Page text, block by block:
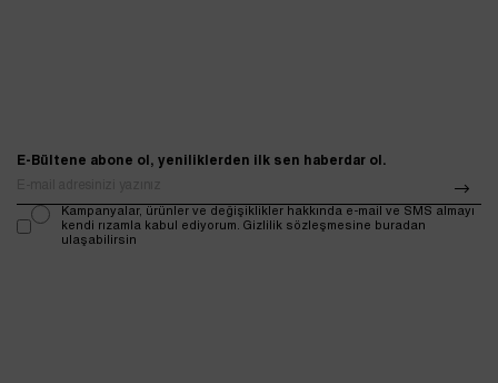
E-Bültene abone ol, yeniliklerden ilk sen haberdar ol.
Kampanyalar, ürünler ve değişiklikler hakkında e-mail ve SMS almayı
kendi rızamla kabul ediyorum. Gizlilik sözleşmesine buradan
ulaşabilirsin